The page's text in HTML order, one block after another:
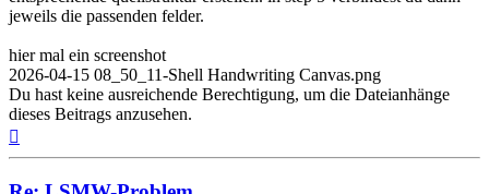
jeweils die passenden felder.
hier mal ein screenshot
2026-04-15 08_50_11-Shell Handwriting Canvas.png
Du hast keine ausreichende Berechtigung, um die Dateianhänge
dieses Beitrags anzusehen.